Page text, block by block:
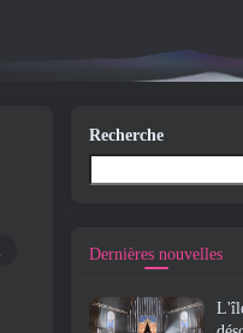
Recherche
Dernières nouvelles